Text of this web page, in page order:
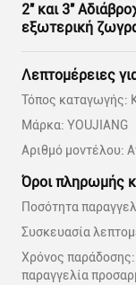
2′′ και 3′′
εξωτερική
Λεπτομέρειες
Τόπος καταγωγής:
Μάρκα: YOUJIANG
Αριθμό μοντέλου:
Όροι πληρωμής
Ποσότητα
Συσκευασία
Χρόνος παράδοσης:
παραγγελία